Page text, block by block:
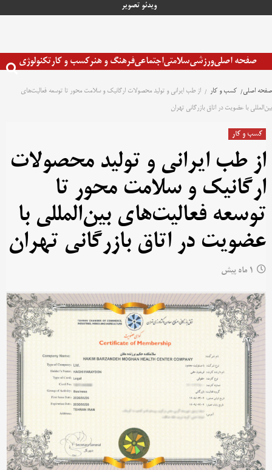
ویدئو تصویر
صفحه اصلیورزشیسلامتیاجتماعیفرهنگ و هنرکسب و کارتکنولوژی
صفحه اصلی کسب و کار
از طب ایرانی و تولید محصولات ارگانیک و سلامت محور تا توسعه فعالیت‌های
بین‌المللی با عضویت در اتاق بازرگانی تهران
کسب و کار
از طب ایرانی و تولید محصولات
ارگانیک و سلامت محور تا
توسعه فعالیت‌های بین‌المللی با
عضویت در اتاق بازرگانی تهران
1 ماه پیش